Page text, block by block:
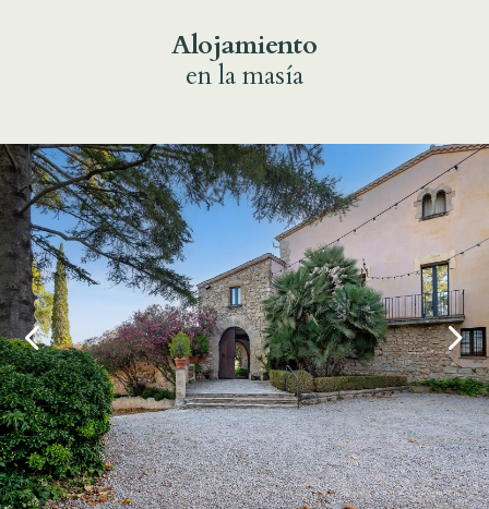
Alojamiento
en la masía